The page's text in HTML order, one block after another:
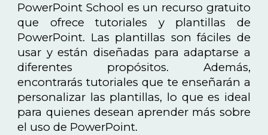
PowerPoint School es un recurso gratuito
que ofrece tutoriales y plantillas de
PowerPoint. Las plantillas son fáciles de
usar y están diseñadas para adaptarse a
diferentes propósitos. Además,
encontrarás tutoriales que te enseñarán a
personalizar las plantillas, lo que es ideal
para quienes desean aprender más sobre
el uso de PowerPoint.